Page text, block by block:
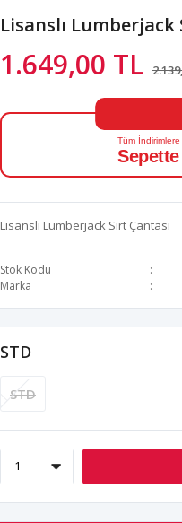
Lisanslı Lumberjack
1.649,00 TL
Tüm İndirimlere
Lisanslı Lumberjack Sırt Çantası
Stok Kodu
Marka
STD
STD